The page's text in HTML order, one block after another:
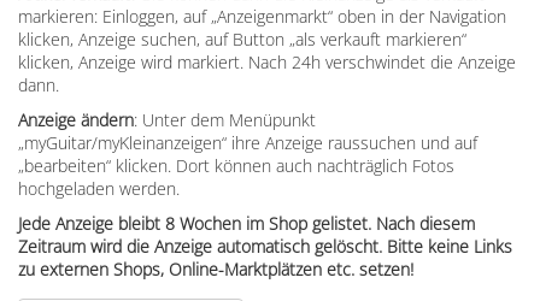
markieren: Einloggen, auf „Anzeigenmarkt“ oben in der Navigation
klicken, Anzeige suchen, auf Button „als verkauft markieren“
klicken, Anzeige wird markiert. Nach 24h verschwindet die Anzeige
dann.
Anzeige ändern: Unter dem Menüpunkt
„myGuitar/myKleinanzeigen“ ihre Anzeige raussuchen und auf
„bearbeiten“ klicken. Dort können auch nachträglich Fotos
hochgeladen werden.
Jede Anzeige bleibt 8 Wochen im Shop gelistet. Nach diesem
Zeitraum wird die Anzeige automatisch gelöscht. Bitte keine Links
zu externen Shops, Online-Marktplätzen etc. setzen!